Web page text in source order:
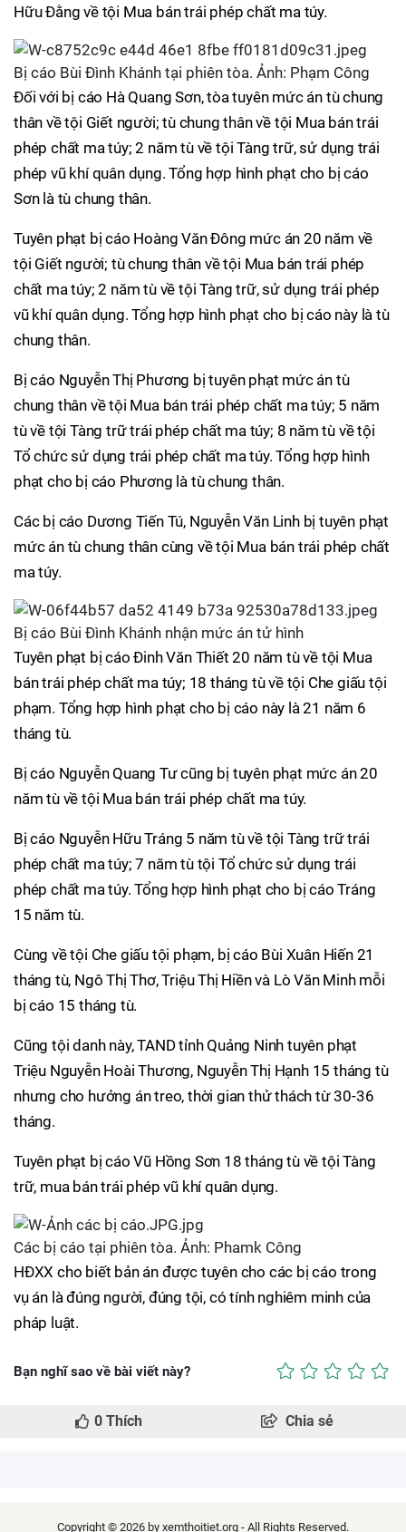
Hữu Đằng về tội Mua bán trái phép chất ma túy.
Bị cáo Bùi Đình Khánh tại phiên tòa. Ảnh: Phạm Công
Đối với bị cáo Hà Quang Sơn, tòa tuyên mức án tù chung
thân về tội Giết người; tù chung thân về tội Mua bán trái
phép chất ma túy; 2 năm tù về tội Tàng trữ, sử dụng trái
phép vũ khí quân dụng. Tổng hợp hình phạt cho bị cáo
Sơn là tù chung thân.
Tuyên phạt bị cáo Hoàng Văn Đông mức án 20 năm về
tội Giết người; tù chung thân về tội Mua bán trái phép
chất ma túy; 2 năm tù về tội Tàng trữ, sử dụng trái phép
vũ khí quân dụng. Tổng hợp hình phạt cho bị cáo này là tù
chung thân.
Bị cáo Nguyễn Thị Phương bị tuyên phạt mức án tù
chung thân về tội Mua bán trái phép chất ma túy; 5 năm
tù về tội Tàng trữ trái phép chất ma túy; 8 năm tù về tội
Tổ chức sử dụng trái phép chất ma túy. Tổng hợp hình
phạt cho bị cáo Phương là tù chung thân.
Các bị cáo Dương Tiến Tú, Nguyễn Văn Linh bị tuyên phạt
mức án tù chung thân cùng về tội Mua bán trái phép chất
ma túy.
Bị cáo Bùi Đình Khánh nhận mức án tử hình
Tuyên phạt bị cáo Đinh Văn Thiết 20 năm tù về tội Mua
bán trái phép chất ma túy; 18 tháng tù về tội Che giấu tội
phạm. Tổng hợp hình phạt cho bị cáo này là 21 năm 6
tháng tù.
Bị cáo Nguyễn Quang Tư cũng bị tuyên phạt mức án 20
năm tù về tội Mua bán trái phép chất ma túy.
Bị cáo Nguyễn Hữu Tráng 5 năm tù về tội Tàng trữ trái
phép chất ma túy; 7 năm tù tội Tổ chức sử dụng trái
phép chất ma túy. Tổng hợp hình phạt cho bị cáo Tráng
15 năm tù.
Cùng về tội Che giấu tội phạm, bị cáo Bùi Xuân Hiến 21
tháng tù, Ngô Thị Thơ, Triệu Thị Hiền và Lò Văn Minh mỗi
bị cáo 15 tháng tù.
Cũng tội danh này, TAND tỉnh Quảng Ninh tuyên phạt
Triệu Nguyễn Hoài Thương, Nguyễn Thị Hạnh 15 tháng tù
nhưng cho hưởng án treo, thời gian thử thách từ 30-36
tháng.
Tuyên phạt bị cáo Vũ Hồng Sơn 18 tháng tù về tội Tàng
trữ, mua bán trái phép vũ khí quân dụng.
Các bị cáo tại phiên tòa. Ảnh: Phamk Công
HĐXX cho biết bản án được tuyên cho các bị cáo trong
vụ án là đúng người, đúng tội, có tính nghiêm minh của
pháp luật.
Bạn nghĩ sao về bài viết này?
0 Thích Chia sẻ
Copyright © 2026 by xemthoitiet.org - All Rights Reserved.